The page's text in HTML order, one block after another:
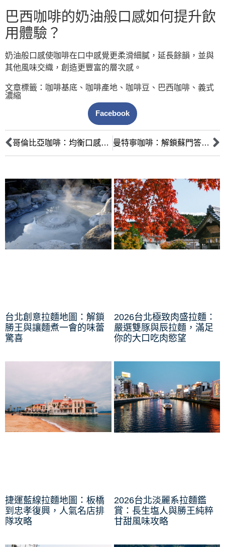
巴西咖啡的奶油般口感如何提升飲
用體驗？
奶油般口感使咖啡在口中感覺更柔滑細膩，延長餘韻，並與
其他風味交織，創造更豐富的層次感。
文章標籤： 咖啡基底 、 咖啡產地 、 咖啡豆 、 巴西咖啡 、 義式
濃縮
Facebook
哥倫比亞咖啡：均衡口感與堅果香氣的完美演繹 (深入產區、處理法) 曼特寧咖啡：解鎖蘇門答臘Giling Basah濕刨法的泥土草本風味密碼
台北創意拉麵地圖：解鎖
勝王與讓麵煮一會的味蕾
驚喜
2026台北極致肉盛拉麵：
嚴選雙豚與辰拉麵，滿足
你的大口吃肉慾望
捷運藍線拉麵地圖：板橋
到忠孝復興，人氣名店排
隊攻略
2026台北淡麗系拉麵鑑
賞：長生塩人與勝王純粹
甘甜風味攻略